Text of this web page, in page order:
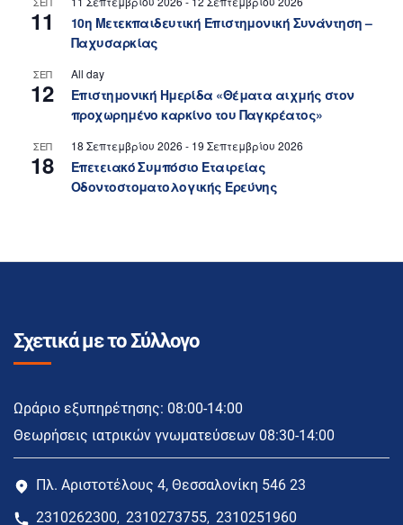
11
10η Μετεκπαιδευτική Επιστημονική Συνάντηση –
Παχυσαρκίας
ΣΕΠ
12
All day
Επιστημονική Ημερίδα «Θέματα αιχμής στον
προχωρημένο καρκίνο του Παγκρέατος»
ΣΕΠ
18
18 Σεπτεμβρίου 2026 - 19 Σεπτεμβρίου 2026
Επετειακό Συμπόσιο Εταιρείας
Οδοντοστοματολογικής Ερεύνης
Σχετικά με το Σύλλογο
Ωράριο εξυπηρέτησης: 08:00-14:00
Θεωρήσεις ιατρικών γνωματεύσεων 08:30-14:00
Πλ. Αριστοτέλους 4, Θεσσαλονίκη 546 23
2310262300, 2310273755, 2310251960